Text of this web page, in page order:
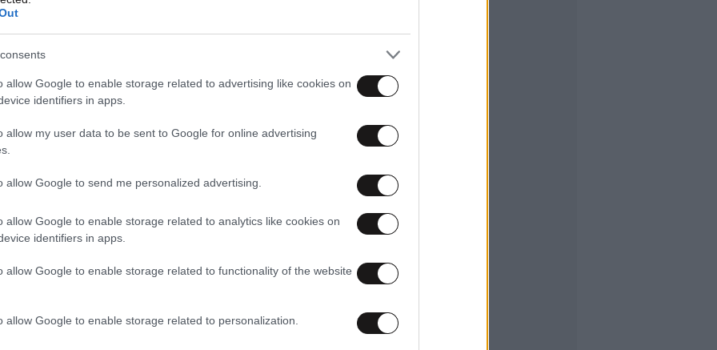
allow Google to enable storage related to advertising like cookies on
identifiers in apps.
allow my user data to be sent to Google for online advertising
allow Google to send me personalized advertising.
allow Google to enable storage related to analytics like cookies on
identifiers in apps.
allow Google to enable storage related to functionality of the website
allow Google to enable storage related to personalization.